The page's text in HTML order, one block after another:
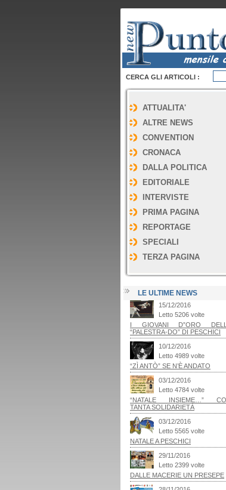
CERCA GLI ARTICOLI :
ATTUALITA'
ALTRE NEWS
CONVENTION
CRONACA
DALLA POLITICA
EDITORIALE
INTERVISTE
PRIMA PAGINA
REPORTAGE
SPECIALI
TERZA PAGINA
LE ULTIME NEWS